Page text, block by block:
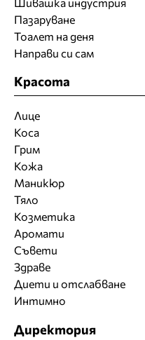
Пазаруване
Тоалет на деня
Направи си сам
Красота
Лице
Коса
Грим
Кожа
Маникюр
Тяло
Козметика
Аромати
Съвети
Здраве
Диети и отслабване
Интимно
Директория